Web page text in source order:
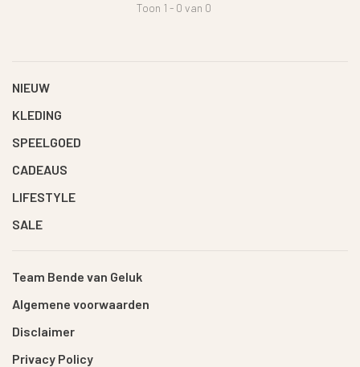
Toon 1 - 0 van 0
NIEUW
KLEDING
SPEELGOED
CADEAUS
LIFESTYLE
SALE
Team Bende van Geluk
Algemene voorwaarden
Disclaimer
Privacy Policy